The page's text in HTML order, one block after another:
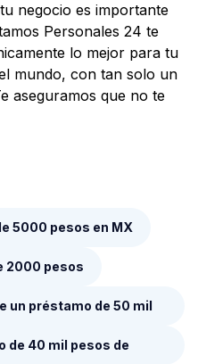
negocio es importante
Personales 24 te
lo mejor para tu
mundo, con tan solo un
aseguramos que no te
5000 pesos en MX
2000 pesos
un préstamo de 50 mil
sin largos procesos
de 40 mil pesos de